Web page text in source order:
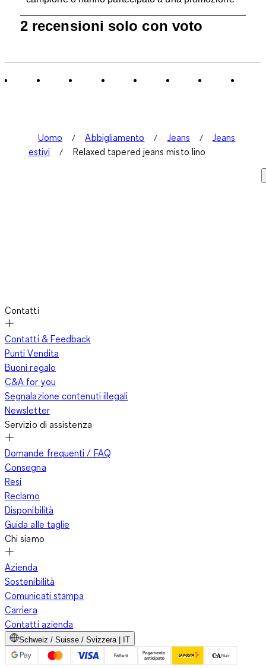
di
2 recensioni solo con voto
Uomo Abbigliamento Jeans
Jeans
estivi
Relaxed tapered jeans misto lino
Contatti
Contatti & Feedback
Punti Vendita
Buoni regalo
C&A for you
Segnalazione contenuti illegali
Newsletter
Servizio di assistenza
Domande frequenti / FAQ
Consegna
Resi
Reclamo
Disponibilità
Guida alle taglie
Chi siamo
Azienda
Sostenibilità
Comunicati stampa
Carriera
Contatti azienda
Schweiz / Suisse / Svizzera | IT